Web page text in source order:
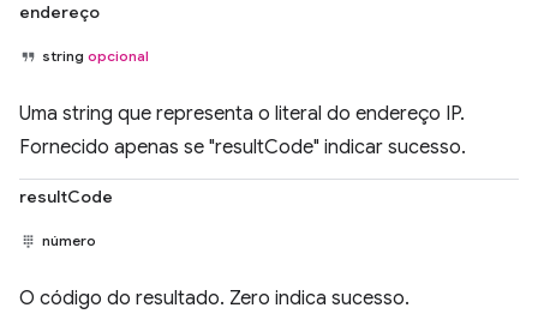
endereço
string opcional
Uma string que representa o literal do endereço IP.
Fornecido apenas se "resultCode" indicar sucesso.
resultCode
número
O código do resultado. Zero indica sucesso.